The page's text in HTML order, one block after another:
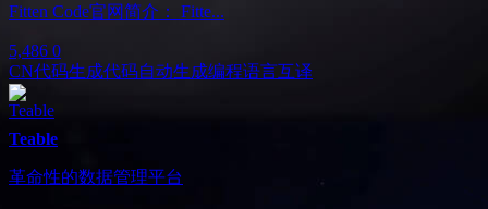
Fitten Code官网简介： Fitte...
5,486 0
CN代码生成代码自动生成编程语言互译
Teable
革命性的数据管理平台